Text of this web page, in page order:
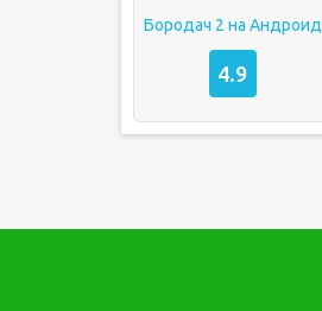
Бородач 2 на Андроид
4.9